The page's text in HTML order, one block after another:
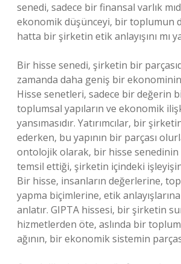
senedi, sadece bir finansal varlık
ekonomik düşünceyi, bir toplumun
hatta bir şirketin etik anlayışını mı
Bir hisse senedi, şirketin bir
zamanda daha geniş bir ekonominin
Hisse senetleri, sadece bir değerin
toplumsal yapıların ve ekonomik
yansımasıdır. Yatırımcılar, bir
ederken, bu yapının bir parçası
ontolojik olarak, bir hisse senedinin
temsil ettiği, şirketin içindeki
Bir hisse, insanların değerlerine,
yapma biçimlerine, etik
anlatır. GIPTA hissesi, bir şirketin
hizmetlerden öte, aslında bir
ağının, bir ekonomik sistemin